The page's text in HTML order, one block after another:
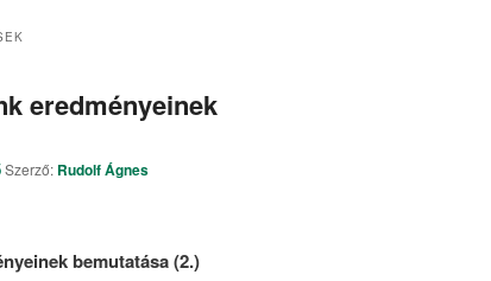
eredményeinek
Szerző: Rudolf Ágnes
bemutatása(2.)